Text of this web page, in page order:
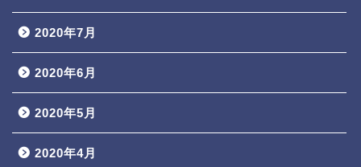
2020年7月
2020年6月
2020年5月
2020年4月